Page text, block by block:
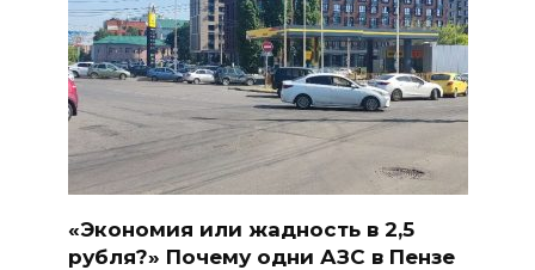
«Экономия или жадность в 2,5
рубля?» Почему одни АЗС в Пензе